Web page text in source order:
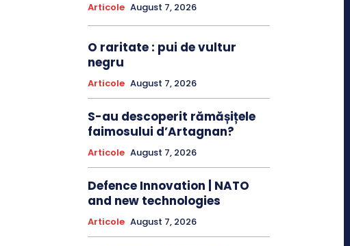
Articole August 7, 2026
O raritate : pui de vultur
negru
Articole August 7, 2026
S-au descoperit rămășițele
faimosului d’Artagnan?
Articole August 7, 2026
Defence Innovation | NATO
and new technologies
Articole August 7, 2026